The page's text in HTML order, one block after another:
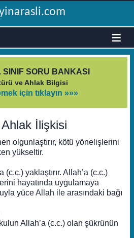
≡
SINIF SORU BANKASI
ve Ahlak Bilgisi
için tıklayın »»»
İlişkisi
olgunlaştırır, kötü yönelişlerini
yükseltir.
(c.c.) yaklaştırır. Allah’a (c.c.)
hayatında uygulamaya
yüce Allah ile arasındaki bağı
Allah’a (c.c.) olan şükrünün